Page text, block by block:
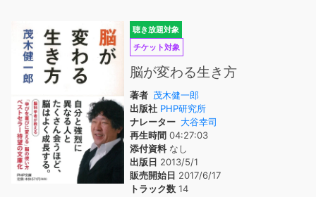
聴き放題対象
チケット対象
脳が変わる生き方
著者 茂木健一郎
出版社 PHP研究所
ナレーター 大谷幸司
再生時間 04:27:03
添付資料なし
出版日 2013/5/1
販売開始日 2017/6/17
トラック数 14